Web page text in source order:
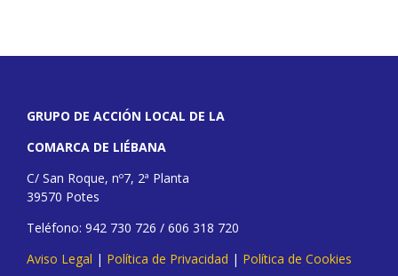
GRUPO DE ACCIÓN LOCAL DE LA
COMARCA DE LIÉBANA
C/ San Roque, nº7, 2ª Planta
39570 Potes
Teléfono: 942 730 726 / 606 318 720
Aviso Legal | Política de Privacidad | Política de Cookies